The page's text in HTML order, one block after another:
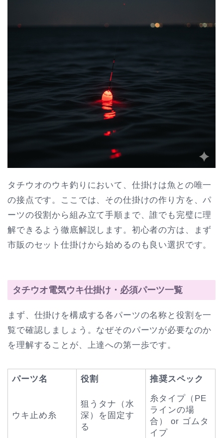
タチウオのウキ釣りにおいて、仕掛けは魚との唯一
の接点です。ここでは、その仕掛けの作り方を、パ
ーツの役割から組み立て手順まで、誰でも完璧に理
解できるよう徹底解説します。初心者の方は、まず
市販のセット仕掛けから始めるのも良い選択です。
タチウオ電気ウキ仕掛け・必須パーツ一覧
まず、仕掛けを構成する各パーツの名称と役割を一
覧で確認しましょう。なぜそのパーツが必要なのか
を理解することが、上達への第一歩です。
パーツ名 役割 推奨スペック
ウキ止め糸
狙うタナ（水
深）を固定す
る
糸タイプ（PE
ラインの場
合） or ゴムタ
イプ